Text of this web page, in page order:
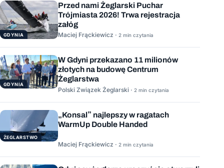
GDYNIA
Przed nami Żeglarski Puchar
Trójmiasta 2026! Trwa rejestracja
załóg
Maciej Frąckiewicz · 2 min czytania
GDYNIA
W Gdyni przekazano 11 milionów
złotych na budowę Centrum
Żeglarstwa
Polski Związek Żeglarski · 2 min czytania
ŻEGLARSTWO
„Konsal” najlepszy w ragatach
WarmUp Double Handed
Maciej Frąckiewicz · 2 min czytania